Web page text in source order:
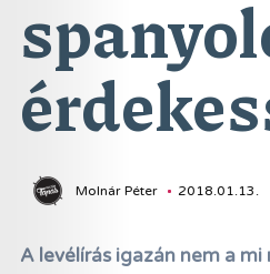
Molnár Péter 2018.01.13.
A levélírás igazán nem a